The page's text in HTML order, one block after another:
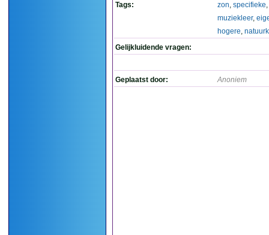
Tags:
zon, specifieke,
muziekleer,
hogere,
Gelijkluidende vragen:
Geplaatst door: Anoniem